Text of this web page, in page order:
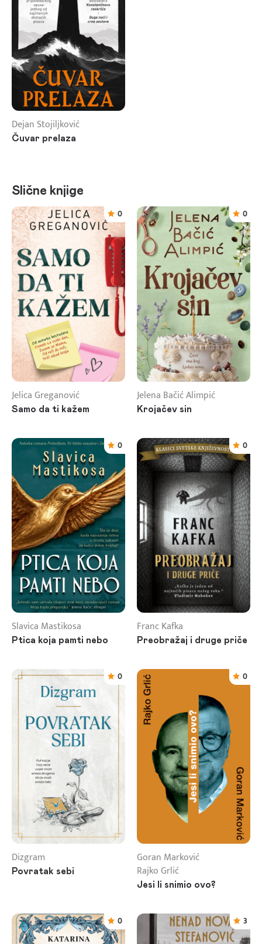
Dejan Stojiljković
Čuvar prelaza
Slične knjige
0
Jelica Greganović
Samo da ti kažem
0
Jelena Bačić Alimpić
Krojačev sin
0
Slavica Mastikosa
Ptica koja pamti nebo
0
Franc Kafka
Preobražaj i druge priče
0
Dizgram
Povratak sebi
0
Goran Marković
Rajko Grlić
Jesi li snimio ovo?
0 3